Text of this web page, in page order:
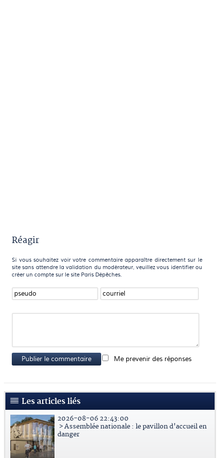
Réagir
Si vous souhaitez voir votre commentaire apparaître directement sur le
site sans attendre la validation du modérateur, veuillez vous identifier ou
créer un compte sur le site Paris Dépêches.
Publier le commentaire Me prevenir des réponses
Les articles liés
2026-08-06 22:43:00
> Assemblée nationale : le pavillon d'accueil en
danger